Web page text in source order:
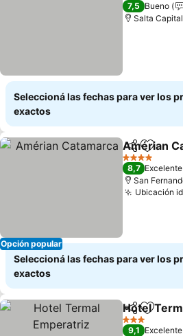
7,5 Bueno
Salta Capital
Seleccioná las fechas para ver los
exactos
Opción popular
Compartir
Añadir
Amérian
4 Estrellas
8,7 Excelente
San
Ubicación
Seleccioná las fechas para ver los
exactos
Compartir
Hotel
3 Estrellas
9,1 Excelente